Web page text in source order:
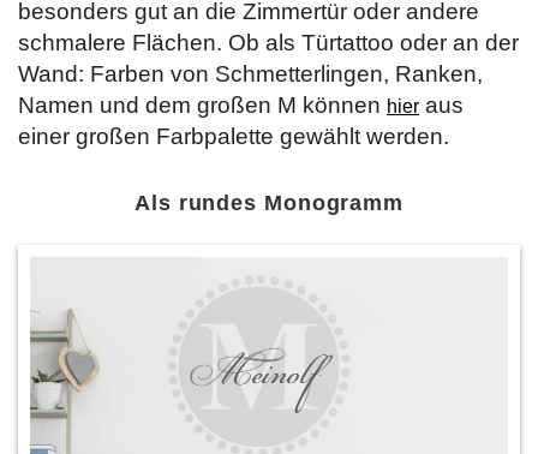
besonders gut an die Zimmertür oder andere
schmalere Flächen. Ob als Türtattoo oder an der
Wand: Farben von Schmetterlingen, Ranken,
Namen und dem großen M können hier aus
einer großen Farbpalette gewählt werden.
Als rundes Monogramm